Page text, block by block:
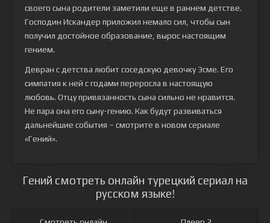
своего сына родители заметили еще в раннем детстве.
Господин Искандер приложил немало сил, чтобы сын
получил достойное образование, вырос настоящим
гением.
Девран с детства любит соседскую девочку Эсме. Его
симпатия к ней с годами переросла в настоящую
любовь. Отцу привязанность сына сильно не нравится.
Не пара она его сыну-гению. Как будут развиваться
дальнейшие события – смотрите в новом сериале
«Гений».
Гений смотреть онлайн турецкий сериал на
русском языке!